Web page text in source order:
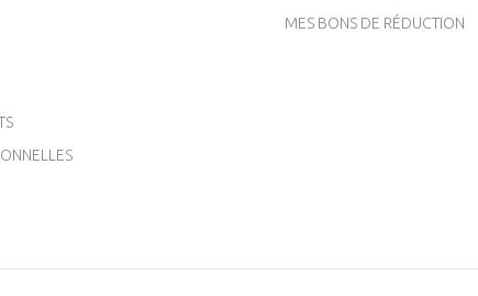
MES BONS DE RÉDUCTION